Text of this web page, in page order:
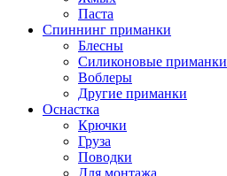
Паста
Спиннинг приманки
Блесны
Силиконовые приманки
Воблеры
Другие приманки
Оснастка
Крючки
Груза
Поводки
Для монтажа